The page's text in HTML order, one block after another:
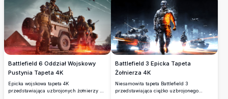
dramatyczne oświetlenie, efekty ognia i
estetykę walki wojskowej idealną dla
entuzjastów gier i miłośników akcji.
oświetleniem i szczegółami wysokiej
rozdzielczości, idealna dla entuzjastów
gier i fanów akcji militarnej.
Battlefield 6 Oddział Wojskowy
Pustynia Tapeta 4K
Epicka wojskowa tapeta 4K
przedstawiająca uzbrojonych żołnierzy w
Battlefield 3 Epicka Tapeta
Żołnierza 4K
Niesamowita tapeta Battlefield 3
przedstawiająca ciężko uzbrojonego